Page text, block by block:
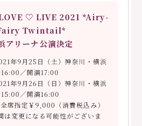
LOVE ♡ LIVE 2021 *Airy-
Twintail*
アリーナ公演決定
年9月25日（土）神奈川・横浜
／開演17:00
年9月26日（日）神奈川・横浜
／開演16:00
席指定￥9,000（消費税込み）
変更になる可能性がございま